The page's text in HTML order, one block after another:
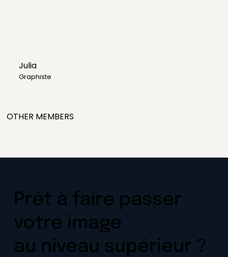
Julia
Graphiste
OTHER MEMBERS
Prêt à faire passer
votre image
au niveau supérieur ?